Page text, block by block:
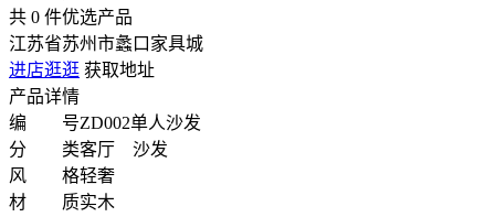
共 0 件优选产品
江苏省苏州市蠡口家具城
进店逛逛 获取地址
产品详情
编 号ZD002单人沙发
分 类客厅 沙发
风 格轻奢
材 质实木